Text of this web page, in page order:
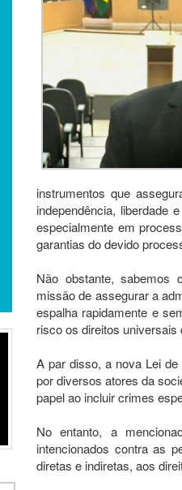
instrumentos que
independência, liberdade
especialmente em
garantias do devido
Não obstante, sabemos
missão de assegurar a
espalha rapidamente e
risco os direitos universais
A par disso, a nova Lei
por diversos atores da
papel ao incluir crimes
No entanto, a
intencionados contra as
diretas e indiretas, aos